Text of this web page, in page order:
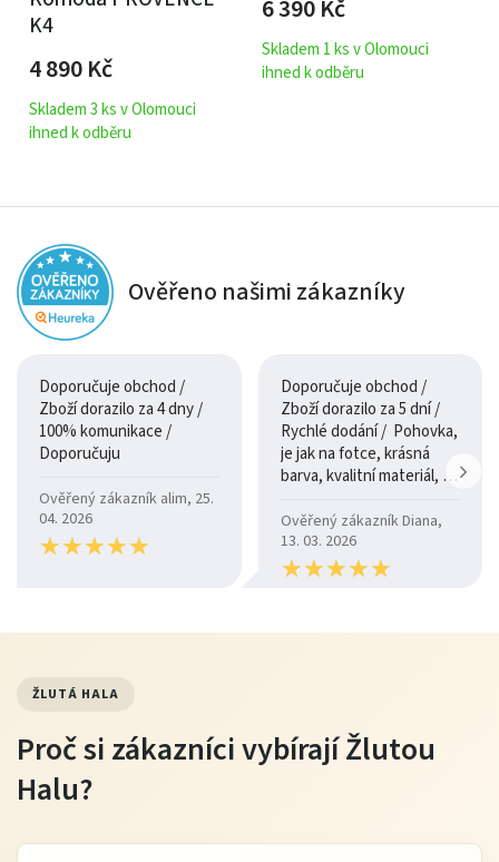
K4
4 890Kč
Skladem 3 ks v Olomouci
ihned k odběru
6 390Kč
Skladem 1 ks v Olomouci
ihned k odběru
Ověřeno našimi zákazníky
Doporučuje obchod /
Zboží dorazilo za 4 dny /
100% komunikace /
Doporučuju
Ověřený zákazník alim, 25.
04. 2026
★★★★★
★★★★★
Doporučuje obchod /
Zboží dorazilo za 5 dní /
Rychlé dodání / Pohovka,
je jak na fotce, krásná
barva, kvalitní materiál, a
Ověřený zákazník Diana,
13. 03. 2026
★★★★★
★★★★★
ŽLUTÁ HALA
Proč si zákazníci vybírají Žlutou
Halu?